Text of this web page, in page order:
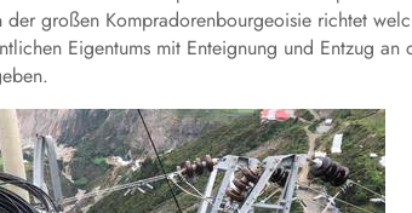
der großen Kompradorenbourgeoisie richtet
Eigentums mit Enteignung und Entzug